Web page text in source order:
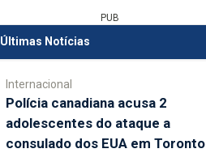
PUB
Últimas Notícias
Internacional
Polícia canadiana acusa 2
adolescentes do ataque a
consulado dos EUA em Toronto